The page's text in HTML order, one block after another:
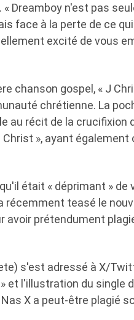
« Dreamboy n'est pas
face à la perte de ce
excité de vous
chanson gospel, « J
chrétienne. La
au récit de la crucifixion
», ayant également
était « déprimant » de
récemment teasé le
avoir prétendument
s'est adressé à X/
l'illustration du single
X a peut-être plagié